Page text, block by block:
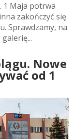
1 Maja potrwa
zakończyć się
Sprawdzamy, na
Nowe
od 1